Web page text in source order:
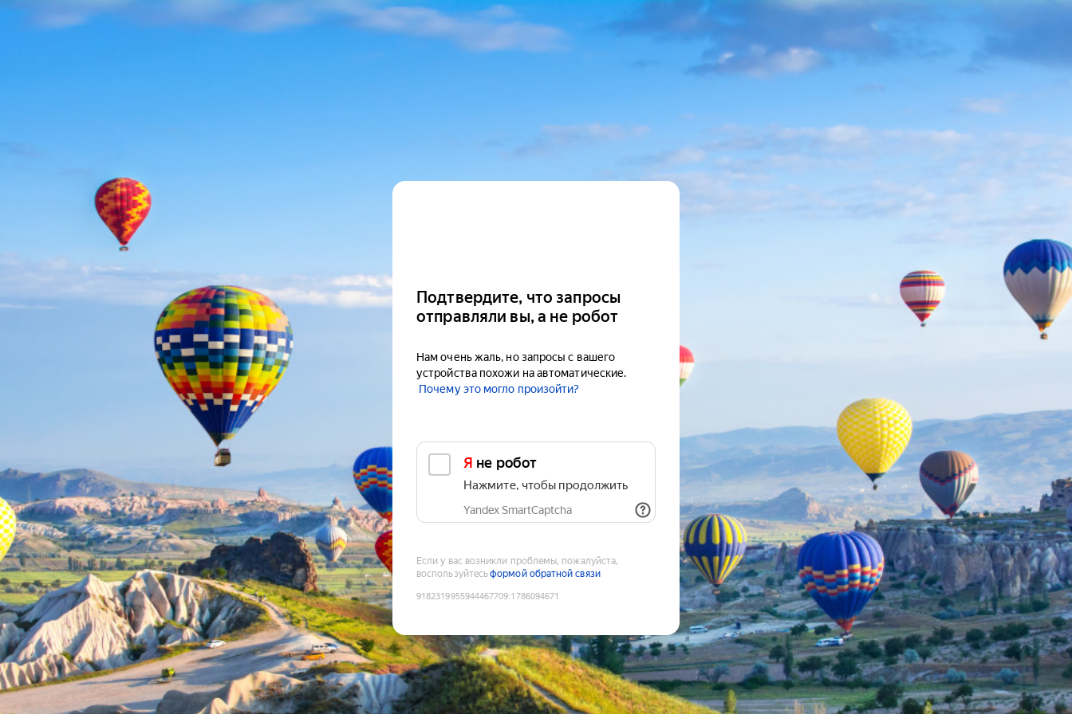
Подтвердите, что запросы
отправляли вы, а не робот
Нам очень жаль, но запросы с вашего
устройства похожи на автоматические.
Почему это могло произойти?
Я не робот
Нажмите, чтобы продолжить
Yandex SmartCaptcha
Если у вас возникли проблемы, пожалуйста,
воспользуйтесьформой обратной связи
9182319955944467709:1786094671